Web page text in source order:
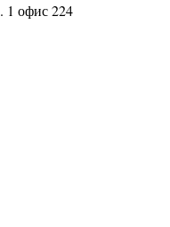
офис 224